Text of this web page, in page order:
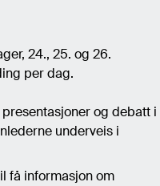
24., 25. og 26.
per dag.
og debatt i
underveis i
få informasjon om